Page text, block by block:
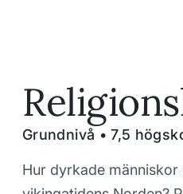
Grundnivå • 7,5
Hur dyrkade